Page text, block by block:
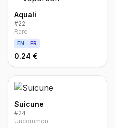
Aquali
#22
Rare
EN FR
0.24 €
Suicune
#24
Uncommon